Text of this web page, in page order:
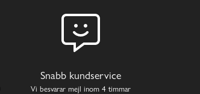
Snabb kundservice
Vi besvarar mejl inom 4 timmar